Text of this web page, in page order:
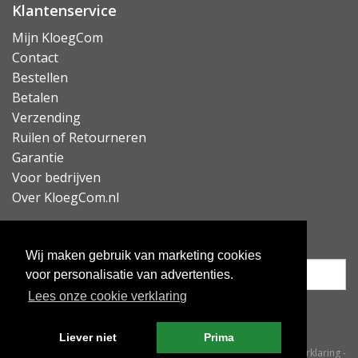
Wij maken gebruik van marketing cookies
voor personalisatie van advertenties.
Lees onze cookie verklaring
Liever niet Prima
Klantenservice
Mijn KloegCom
Contact
Bestellen
Betalen
Verzending
Ruilen of Retourneren
Garantie
Voor bedrijven
Over KloegCom.nl
Algemene voorwaarden-Cookieverklaring-